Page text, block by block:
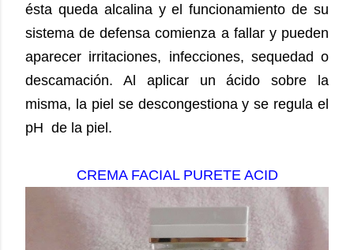
ésta queda alcalina y el funcionamiento de su
sistema de defensa comienza a fallar y pueden
aparecer irritaciones, infecciones, sequedad o
descamación. Al aplicar un ácido sobre la
misma, la piel se descongestiona y se regula el
pH de la piel.
CREMA FACIAL PURETE ACID